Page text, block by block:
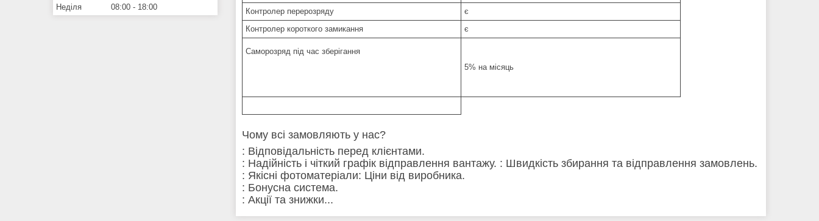
Контролер перерозряду
є
Контролер короткого замикання
є
Саморозряд під час зберігання
5% на місяць
Чому всі замовляють у нас?
: Відповідальність перед клієнтами.
: Надійність і чіткий графік відправлення вантажу. : Швидкість збирання та відправлення замовлень.
: Якісні фотоматеріали: Ціни від виробника.
: Бонусна система.
: Акції та знижки...
Неділя
08:00 18:00